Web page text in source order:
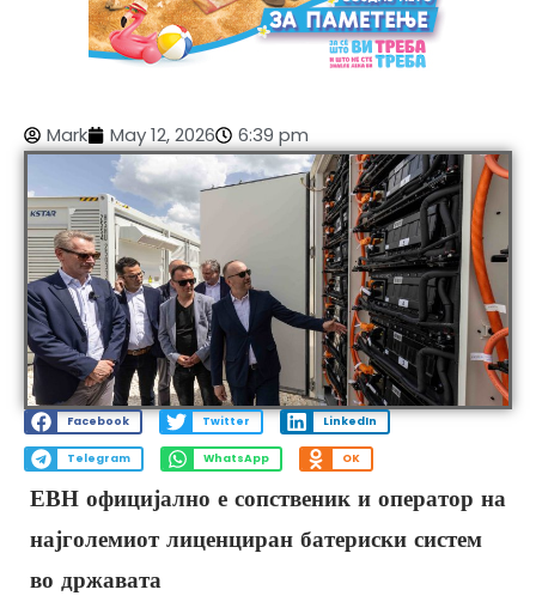
Mark May 12, 2026 6:39 pm
Facebook Twitter LinkedIn
Telegram WhatsApp OK
ЕВН официјално е сопственик и оператор на
најголемиот лиценциран батериски систем
во државата